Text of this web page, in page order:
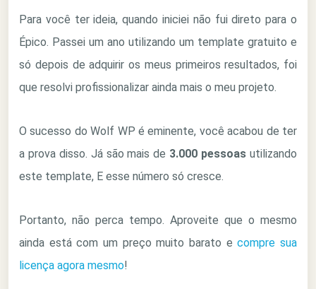
Para você ter ideia, quando iniciei não fui direto para o
Épico. Passei um ano utilizando um template gratuito e
só depois de adquirir os meus primeiros resultados, foi
que resolvi profissionalizar ainda mais o meu projeto.
O sucesso do Wolf WP é eminente, você acabou de ter
a prova disso. Já são mais de 3.000 pessoas utilizando
este template, E esse número só cresce.
Portanto, não perca tempo. Aproveite que o mesmo
ainda está com um preço muito barato ecompre sua
licença agora mesmo!